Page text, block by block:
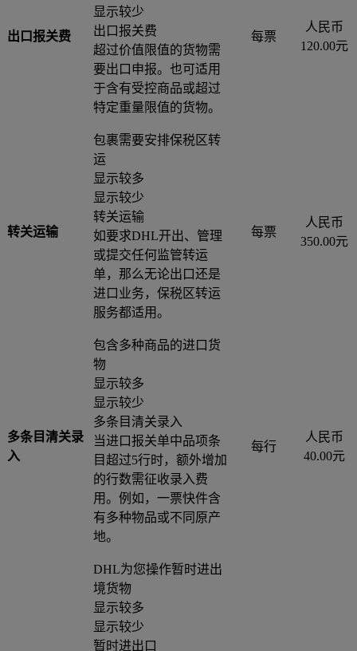
出口报关费
显示较少
出口报关费
超过价值限值的货物需
要出口申报。也可适用
于含有受控商品或超过
特定重量限值的货物。
每票
人民币
120.00元
转关运输
包裹需要安排保税区转
运
显示较多
显示较少
转关运输
如要求DHL开出、管理
或提交任何监管转运
单，那么无论出口还是
进口业务，保税区转运
服务都适用。
每票
人民币
350.00元
多条目清关录
入
包含多种商品的进口货
物
显示较多
显示较少
多条目清关录入
当进口报关单中品项条
目超过5行时，额外增加
的行数需征收录入费
用。例如，一票快件含
有多种物品或不同原产
地。
每行
人民币
40.00元
DHL为您操作暂时进出
境货物
显示较多
显示较少
暂时进出口